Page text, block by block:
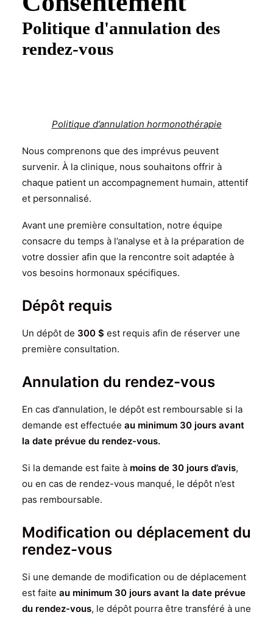
Politique d'annulation des
rendez-vous
Politique d’annulation hormonothérapie
Nous comprenons que des imprévus peuvent
survenir. À la clinique, nous souhaitons offrir à
chaque patient un accompagnement humain, attentif
et personnalisé.
Avant une première consultation, notre équipe
consacre du temps à l’analyse et à la préparation de
votre dossier afin que la rencontre soit adaptée à
vos besoins hormonaux spécifiques.
Dépôt requis
Un dépôt de 300 $ est requis afin de réserver une
première consultation.
Annulation du rendez-vous
En cas d’annulation, le dépôt est remboursable si la
demande est effectuée au minimum 30 jours avant
la date prévue du rendez-vous.
Si la demande est faite à moins de 30 jours d’avis,
ou en cas de rendez-vous manqué, le dépôt n’est
pas remboursable.
Modification ou déplacement du
rendez-vous
Si une demande de modification ou de déplacement
est faite au minimum 30 jours avant la date prévue
du rendez-vous, le dépôt pourra être transféré à une